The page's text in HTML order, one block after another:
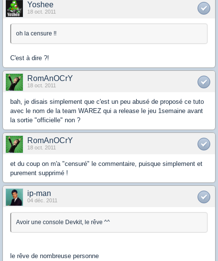
Yoshee
18 oct. 2011
oh la censure !!
C'est à dire ?!
RomAnOCrY
18 oct. 2011
bah, je disais simplement que c'est un peu abusé de proposé ce tuto
avec le nom de la team WAREZ qui a release le jeu 1semaine avant
la sortie "officielle" non ?
RomAnOCrY
18 oct. 2011
et du coup on m'a "censuré" le commentaire, puisque simplement et
purement supprimé !
ip-man
04 déc. 2011
Avoir une console Devkit, le rêve ^^
le rêve de nombreuse personne